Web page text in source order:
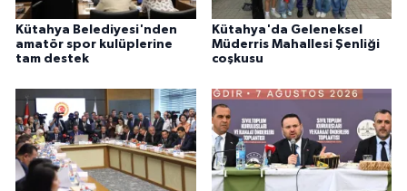
Kütahya Belediyesi'nden
amatör spor kulüplerine
tam destek
Kütahya'da Geleneksel
Müderris Mahallesi Şenliği
coşkusu